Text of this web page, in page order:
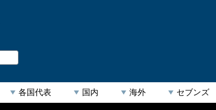
各国代表 国内 海外 セブンズ